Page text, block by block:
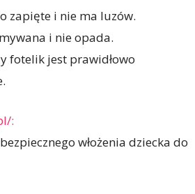
zapięte i nie ma luzów.
i nie opada.
fotelik jest prawidłowo
:
włożenia dziecka do